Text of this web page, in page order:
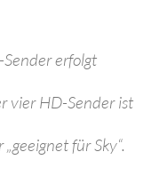
erfolgt
vier HD-Sender ist
für Sky“.